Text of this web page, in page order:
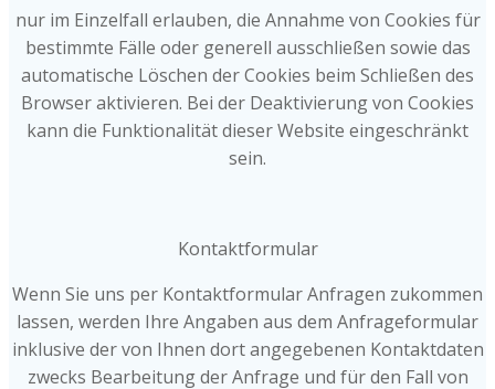
nur im Einzelfall erlauben, die Annahme von Cookies für
bestimmte Fälle oder generell ausschließen sowie das
automatische Löschen der Cookies beim Schließen des
Browser aktivieren. Bei der Deaktivierung von Cookies
kann die Funktionalität dieser Website eingeschränkt
sein.
Kontaktformular
Wenn Sie uns per Kontaktformular Anfragen zukommen
lassen, werden Ihre Angaben aus dem Anfrageformular
inklusive der von Ihnen dort angegebenen Kontaktdaten
zwecks Bearbeitung der Anfrage und für den Fall von